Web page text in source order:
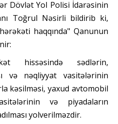
Dövlət Yol Polisi İdarəsinin
Toğrul Nəsirli bildirib ki,
haqqında" Qanunun
hissəsində sədlərin,
və nəqliyyat vasitələrinin
kəsilməsi, yaxud avtomobil
və piyadaların
yolverilməzdir.